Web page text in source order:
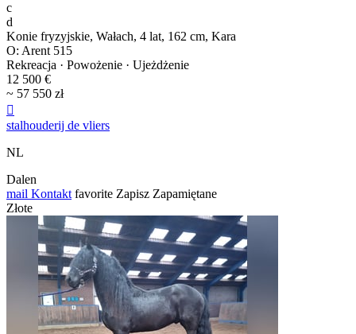
c
d
Konie fryzyjskie, Wałach, 4 lat, 162 cm, Kara
O: Arent 515
Rekreacja · Powożenie · Ujeżdżenie
12 500 €
~ 57 550 zł

stalhouderij de vliers
NL
Dalen
mail Kontakt favorite Zapisz Zapamiętane
Złote